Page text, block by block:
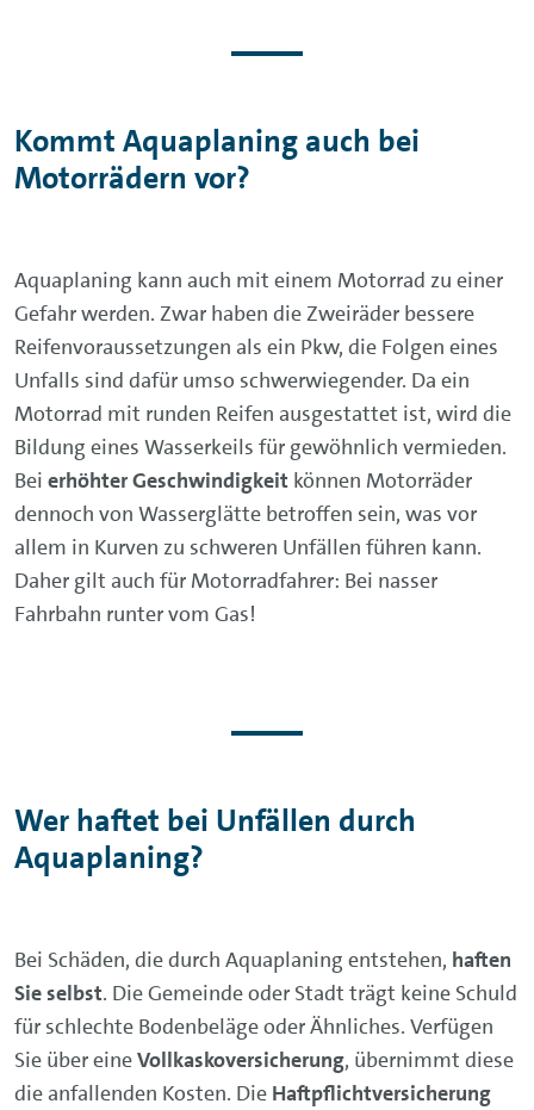
Kommt Aquaplaning auch bei
Motorrädern vor?
Aquaplaning kann auch mit einem Motorrad zu einer
Gefahr werden. Zwar haben die Zweiräder bessere
Reifenvoraussetzungen als ein Pkw, die Folgen eines
Unfalls sind dafür umso schwerwiegender. Da ein
Motorrad mit runden Reifen ausgestattet ist, wird die
Bildung eines Wasserkeils für gewöhnlich vermieden.
Bei erhöhter Geschwindigkeit können Motorräder
dennoch von Wasserglätte betroffen sein, was vor
allem in Kurven zu schweren Unfällen führen kann.
Daher gilt auch für Motorradfahrer: Bei nasser
Fahrbahn runter vom Gas!
Wer haftet bei Unfällen durch
Aquaplaning?
Bei Schäden, die durch Aquaplaning entstehen, haften
Sie selbst. Die Gemeinde oder Stadt trägt keine Schuld
für schlechte Bodenbeläge oder Ähnliches. Verfügen
Sie über eineVollkaskoversicherung, übernimmt diese
die anfallenden Kosten. Die Haftpflichtversicherung